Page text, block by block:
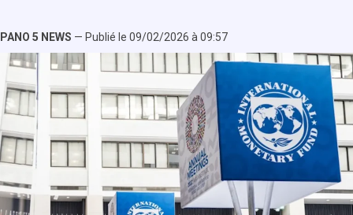
PANO 5 NEWS — Publié le 09/02/2026 à 09:57